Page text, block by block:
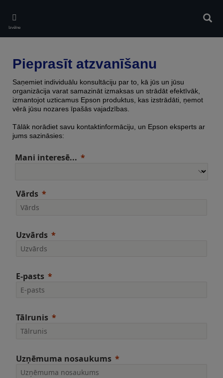
main
content
Izvēlne
Pieprasīt atzvanīšanu
Saņemiet individuālu konsultāciju par to, kā jūs un jūsu
organizācija varat samazināt izmaksas un strādāt efektīvāk,
izmantojot uzticamus Epson produktus, kas izstrādāti, ņemot
vērā jūsu nozares īpašās vajadzības.
Tālāk norādiet savu kontaktinformāciju, un Epson eksperts ar
jums sazināsies:
Mani interesē...
Vārds
Uzvārds
E-pasts
Tālrunis
Uzņēmuma nosaukums